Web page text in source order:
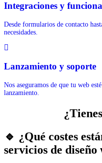
Integraciones y
Desde formularios de contacto
necesidades.
Lanzamiento y soporte
Nos aseguramos de que tu web
lanzamiento.
🔹 ¿Qué costes
servicios de diseño